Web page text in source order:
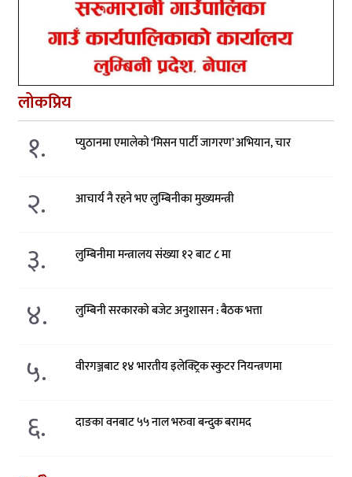
लोकप्रिय
१. प्युठानमा एमालेको ‘मिसन पार्टी जागरण’ अभियान, चार
२. आचार्य नै रहने भए लुम्बिनीका मुख्यमन्त्री
३. लुम्बिनीमा मन्त्रालय संख्या १२ बाट ८ मा
४. लुम्बिनी सरकारको बजेट अनुशासन : बैठक भत्ता
५. वीरगञ्जबाट १४ भारतीय इलेक्ट्रिक स्कुटर नियन्त्रणमा
६. दाङका वनबाट ५५ नाल भरुवा बन्दुक बरामद